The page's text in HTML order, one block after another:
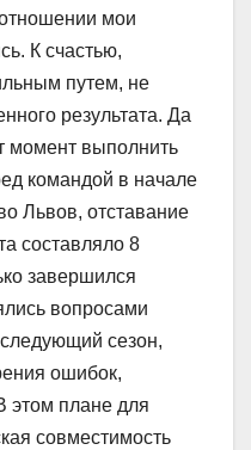
мои
К счастью,
путем, не
результата. Да
момент выполнить
командой в начале
Львов, отставание
составляло 8
завершился
вопросами
сезон,
ошибок,
этом плане для
совместимость